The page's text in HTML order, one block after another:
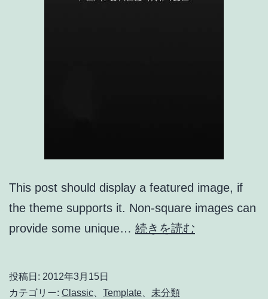
This post should display a featured image, if
the theme supports it. Non-square images can
provide some unique… 続きを読む
投稿日: 2012年3月15日
カテゴリー: Classic、 Template、 未分類